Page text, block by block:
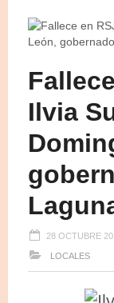
Ilvia
28 OCTUBRE
LOCALES